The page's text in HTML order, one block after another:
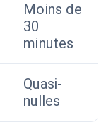
Moins de
30
minutes
Quasi-
nulles